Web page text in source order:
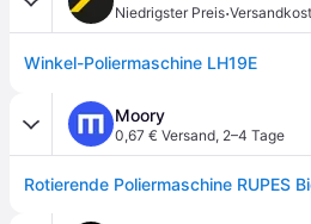
Niedrigster Preis·
Winkel-Poliermaschine LH19E
Moory
0,67 € Versand, 2–4 Tage